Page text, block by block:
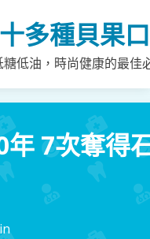
多種貝果
低油，時尚健康的最
7次奪得